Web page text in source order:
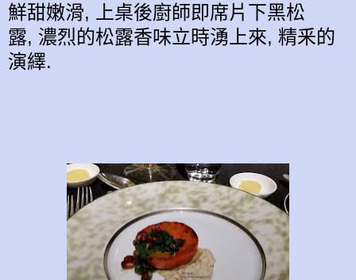
鮮甜嫩滑, 上桌後廚師即席片下黑松
露, 濃烈的松露香味立時湧上來, 精釆的
演繹.